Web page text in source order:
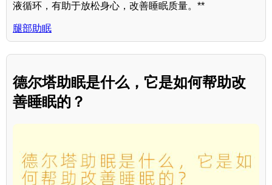
液循环，有助于放松身心，改善睡眠质量。**
腿部助眠
德尔塔助眠是什么，它是如何帮助改
善睡眠的？